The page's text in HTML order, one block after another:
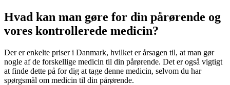
Hvad kan man gøre for din pårørende og
vores kontrollerede medicin?
Der er enkelte priser i Danmark, hvilket er årsagen til, at man gør
nogle af de forskellige medicin til din pårørende. Det er også vigtigt
at finde dette på for dig at tage denne medicin, selvom du har
spørgsmål om medicin til din pårørende.